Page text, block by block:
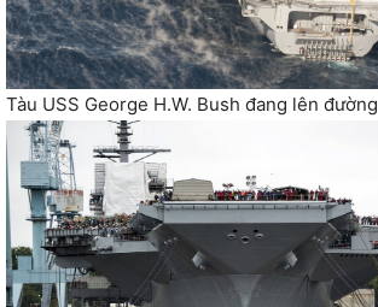
Tàu USS George H.W. Bush đang lên đường